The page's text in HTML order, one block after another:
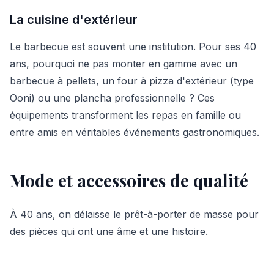
La cuisine d'extérieur
Le barbecue est souvent une institution. Pour ses 40
ans, pourquoi ne pas monter en gamme avec un
barbecue à pellets, un four à pizza d'extérieur (type
Ooni) ou une plancha professionnelle ? Ces
équipements transforment les repas en famille ou
entre amis en véritables événements gastronomiques.
Mode et accessoires de qualité
À 40 ans, on délaisse le prêt-à-porter de masse pour
des pièces qui ont une âme et une histoire.